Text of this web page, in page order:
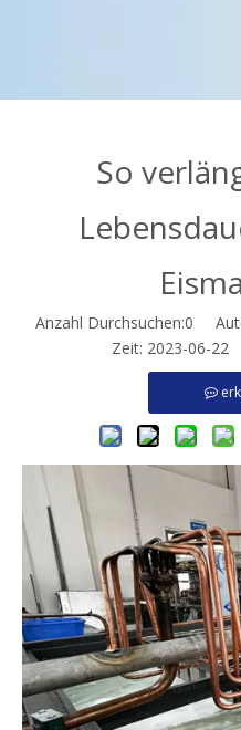
So
Anzahl Durchsuchen:0
Zeit: 2023-06-